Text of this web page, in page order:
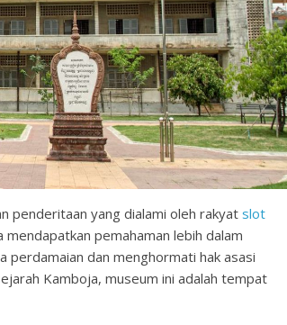
penderitaan yang dialami oleh rakyat slot
pemahaman lebih dalam
perdamaian dan menghormati hak asasi
Kamboja, museum ini adalah tempat